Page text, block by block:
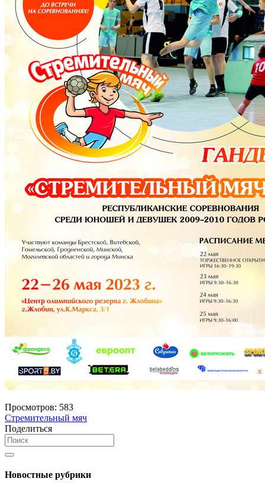
Просмотров: 583
Стремительный мяч
Поделиться
Новостные рубрики